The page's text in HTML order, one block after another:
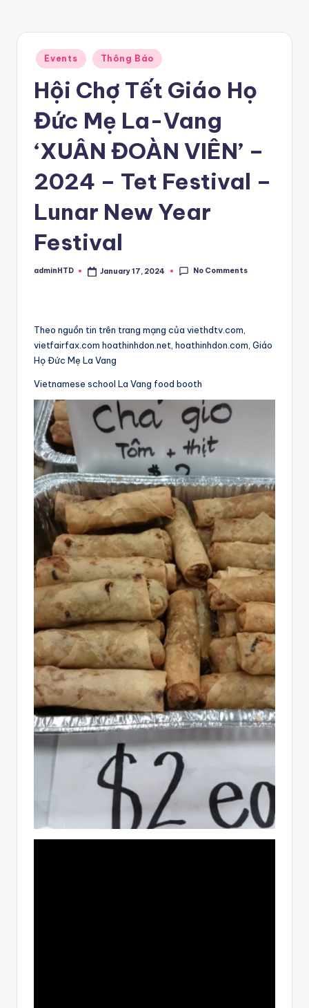
Posted
in
Events Thông Báo
Hội Chợ Tết Giáo Họ
Đức Mẹ La-Vang
‘XUÂN ĐOÀN VIÊN’ –
2024 – Tet Festival –
Lunar New Year
Festival
Posted
adminHTD January 17, 2024 No Comments
Theo nguồn tin trên trang mạng của viethdtv.com,
vietfairfax.com hoathinhdon.net, hoathinhdon.com, Giáo
Họ Đức Mẹ La Vang
Vietnamese school La Vang food booth